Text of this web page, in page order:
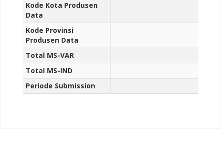
Kode Kota Produsen
Data
Kode Provinsi
Produsen Data
Total MS-VAR
Total MS-IND
Periode Submission